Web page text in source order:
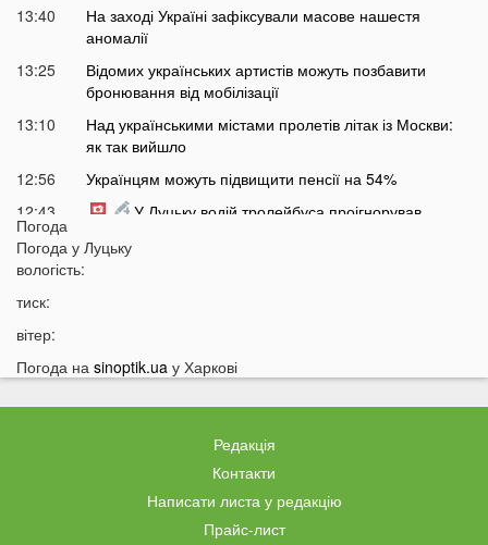
13:40
На заході Україні зафіксували масове нашестя
аномалії
13:25
Відомих українських артистів можуть позбавити
бронювання від мобілізації
13:10
Над українськими містами пролетів літак із Москви:
як так вийшло
12:56
Українцям можуть підвищити пенсії на 54%
12:43
У Луцьку водій тролейбуса проігнорував
12:26
12:07
загрозою
11:27
Чоловік кинув гранату в кабінет комунальників через
Волинян попереджають про серйозну небезпеку на
трасі біля Луцька
Погода
Погода у Луцьку
вологість:
тиск:
вітер:
Погода на sinoptik.ua у Харкові
Редакція
Контакти
Написати листа у редакцію
Прайс-лист